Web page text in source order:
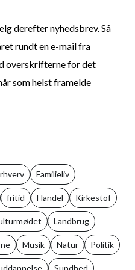
derefter nyhedsbrev. Så
rundt en e-mail fra
overskrifterne for det
som helst framelde
Familieliv
fritid Handel Kirkestof
Landbrug
Musik Natur Politik
Sundhed